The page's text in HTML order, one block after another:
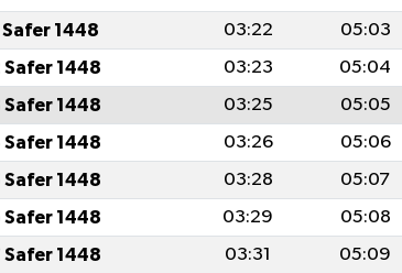
Safer 1448 03:22 05:03
Safer 1448 03:23 05:04
Safer 1448 03:25 05:05
Safer 1448 03:26 05:06
Safer 1448 03:28 05:07
Safer 1448 03:29 05:08
Safer 1448 03:31 05:09